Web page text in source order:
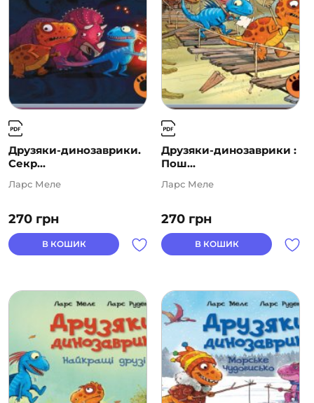
Друзяки-динозаврики.
Секр...
270 грн
Ларс Меле
В КОШИК
Друзяки-динозаврики :
Пош...
270 грн
Ларс Меле
В КОШИК